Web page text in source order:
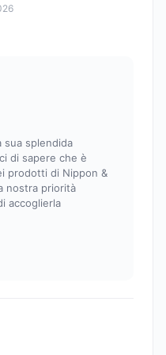
sua splendida
di sapere che è
prodotti di Nippon &
nostra priorità
accoglierla